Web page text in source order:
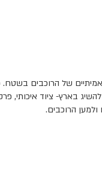
של הרוכבים
בארץ- ציוד איכותי,
ולמען הרוכבים.